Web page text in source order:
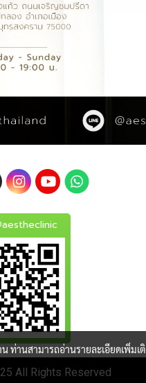
All Rights Reserved
ท่านสามารถอ่านรายละเอียดเพิ่มเ